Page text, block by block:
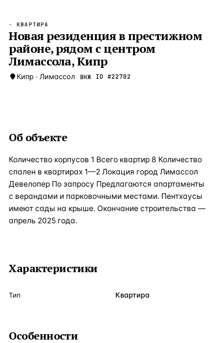
Новороссийск —Локация
Стамбул — Локация
· КВАРТИРА
Новая резиденция в престижном
районе, рядом с центром
Лимассола, Кипр
Кипр · Лимассол ВНЖ ID #22702
Об объекте
Количество корпусов 1 Всего квартир 8 Количество
спален в квартирах 1—2 Локация город Лимассол
Девелопер По запросу Предлагаются апартаменты
с верандами и парковочными местами. Пентхаусы
имеют сады на крыше. Окончание строительства —
апрель 2025 года.
Характеристики
Тип Квартира
Особенности